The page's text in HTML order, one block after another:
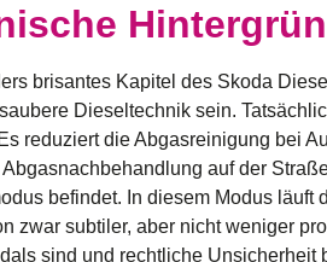
brisantes Kapitel des Skoda
Dieseltechnik sein.
reduziert die Abgasreinigung bei
auf der
befindet. In diesem Modus
zwar subtiler, aber nicht weniger
sind und rechtliche Unsicherheit